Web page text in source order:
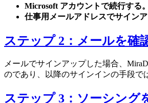
Microsoft アカウントで続行する。
仕事用メールアドレスでサインア
ステップ 2：メールを確
メールでサインアップした場合、
のであり、以降のサインインの手段で
ステップ 3：ソーシング